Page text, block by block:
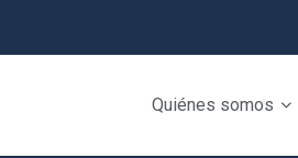
Quiénes somos